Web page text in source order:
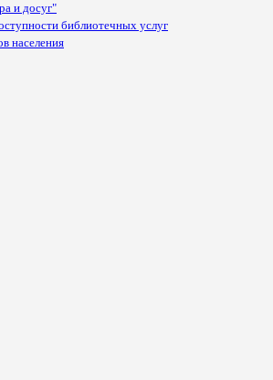
и досуг"
библиотечных услуг
населения